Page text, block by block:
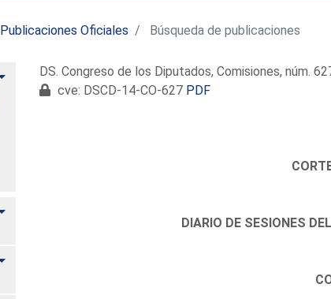
Publicaciones Oficiales Búsqueda de publicaciones
Alternar
Alternar
Alternar
DS. Congreso de los Diputados, Comisiones, núm.
cve: DSCD-14-CO-627 PDF
DIARIO DE SESIONES